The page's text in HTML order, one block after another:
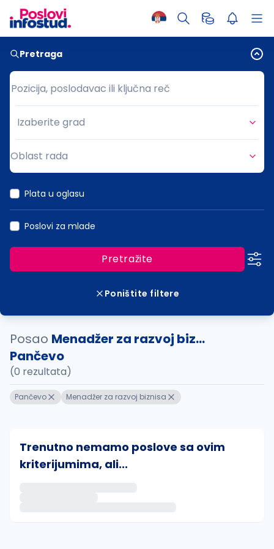
Pretraga
Pozicija, poslodavac ili ključna reč
Pozicija, poslodavac ili ključna reč
Grad
Izaberite grad
Oblast rada
Plata u oglasu
Poslovi za mlade
Pretražite
Poništite filtere
Posao Menadžer za razvoj biz...
Pančevo
(0 rezultata)
Pančevo Menadžer za razvoj biznisa
Trenutno nemamo poslove sa ovim
kriterijumima, ali...